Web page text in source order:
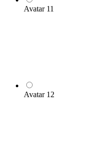
Avatar 11
Avatar 12